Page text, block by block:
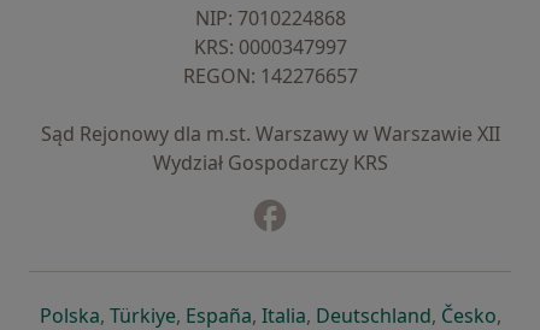
NIP: ⁠7010224868
KRS: ⁠0000347997
REGON: ⁠142276657
Sąd Rejonowy dla m.st. Warszawy w Warszawie XII
Wydział Gospodarczy KRS
Polskaotwiera się w nowej karcie
, Türkiyeotwiera się w nowej karcie
, Españaotwiera się w nowej karcie
, Italiaotwiera się w nowej
, Deutschlandotwiera się
, Česko,